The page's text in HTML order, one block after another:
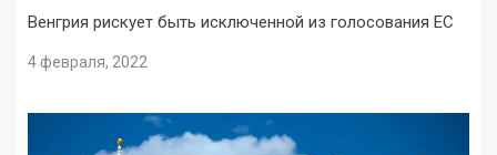
Венгрия рискует быть исключенной из голосования ЕС
4 февраля, 2022